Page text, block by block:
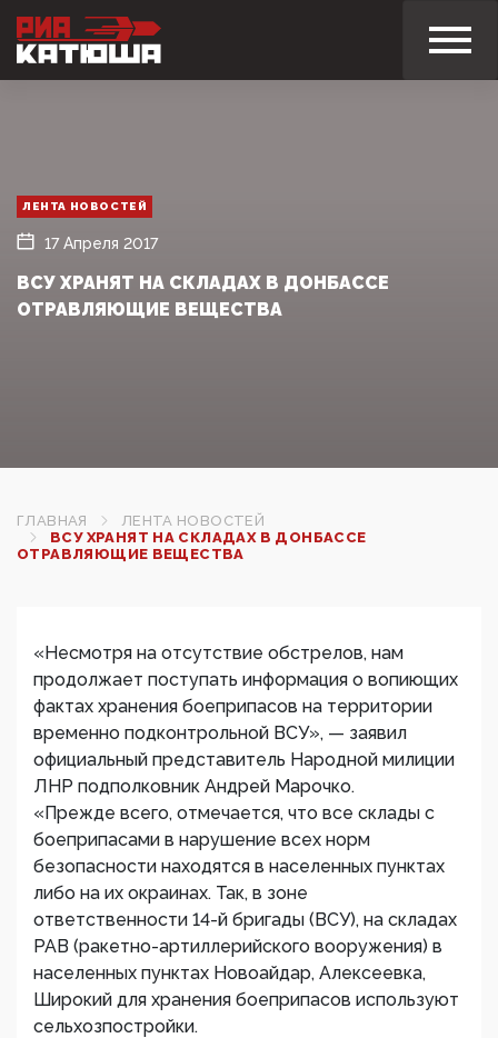
ЛЕНТА НОВОСТЕЙ
17 Апреля 2017
ВСУ ХРАНЯТ НА СКЛАДАХ В ДОНБАССЕ
ОТРАВЛЯЮЩИЕ ВЕЩЕСТВА
ГЛАВНАЯ
ЛЕНТА НОВОСТЕЙ
ВСУ ХРАНЯТ НА СКЛАДАХ В ДОНБАССЕ
ОТРАВЛЯЮЩИЕ ВЕЩЕСТВА
«Несмотря на отсутствие обстрелов, нам
продолжает поступать информация о вопиющих
фактах хранения боеприпасов на территории
временно подконтрольной ВСУ», — заявил
официальный представитель Народной милиции
ЛНР подполковник Андрей Марочко.
«Прежде всего, отмечается, что все склады с
боеприпасами в нарушение всех норм
безопасности находятся в населенных пунктах
либо на их окраинах. Так, в зоне
ответственности 14-й бригады (ВСУ), на складах
РАВ (ракетно-артиллерийского вооружения) в
населенных пунктах Новоайдар, Алексеевка,
Широкий для хранения боеприпасов используют
сельхозпостройки.